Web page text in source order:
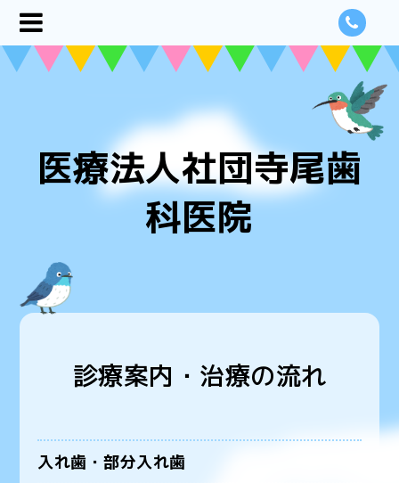
医療法人社団寺尾歯
科医院
診療案内・治療の流れ
入れ歯・部分入れ歯